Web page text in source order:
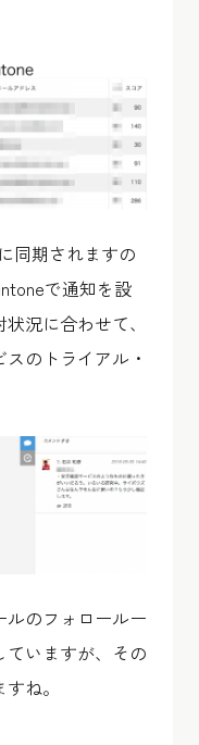
同期されますの
で通知を設
況に合わせて、
のトライアル・
ルのフォロールー
いますが、その
ね。